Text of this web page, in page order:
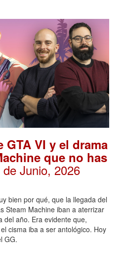
GTA VI y el drama
que no has
de Junio, 2026
bien por qué, que la llegada del
Steam Machine iban a aterrizar
del año. Era evidente que,
cisma iba a ser antológico. Hoy
GG.